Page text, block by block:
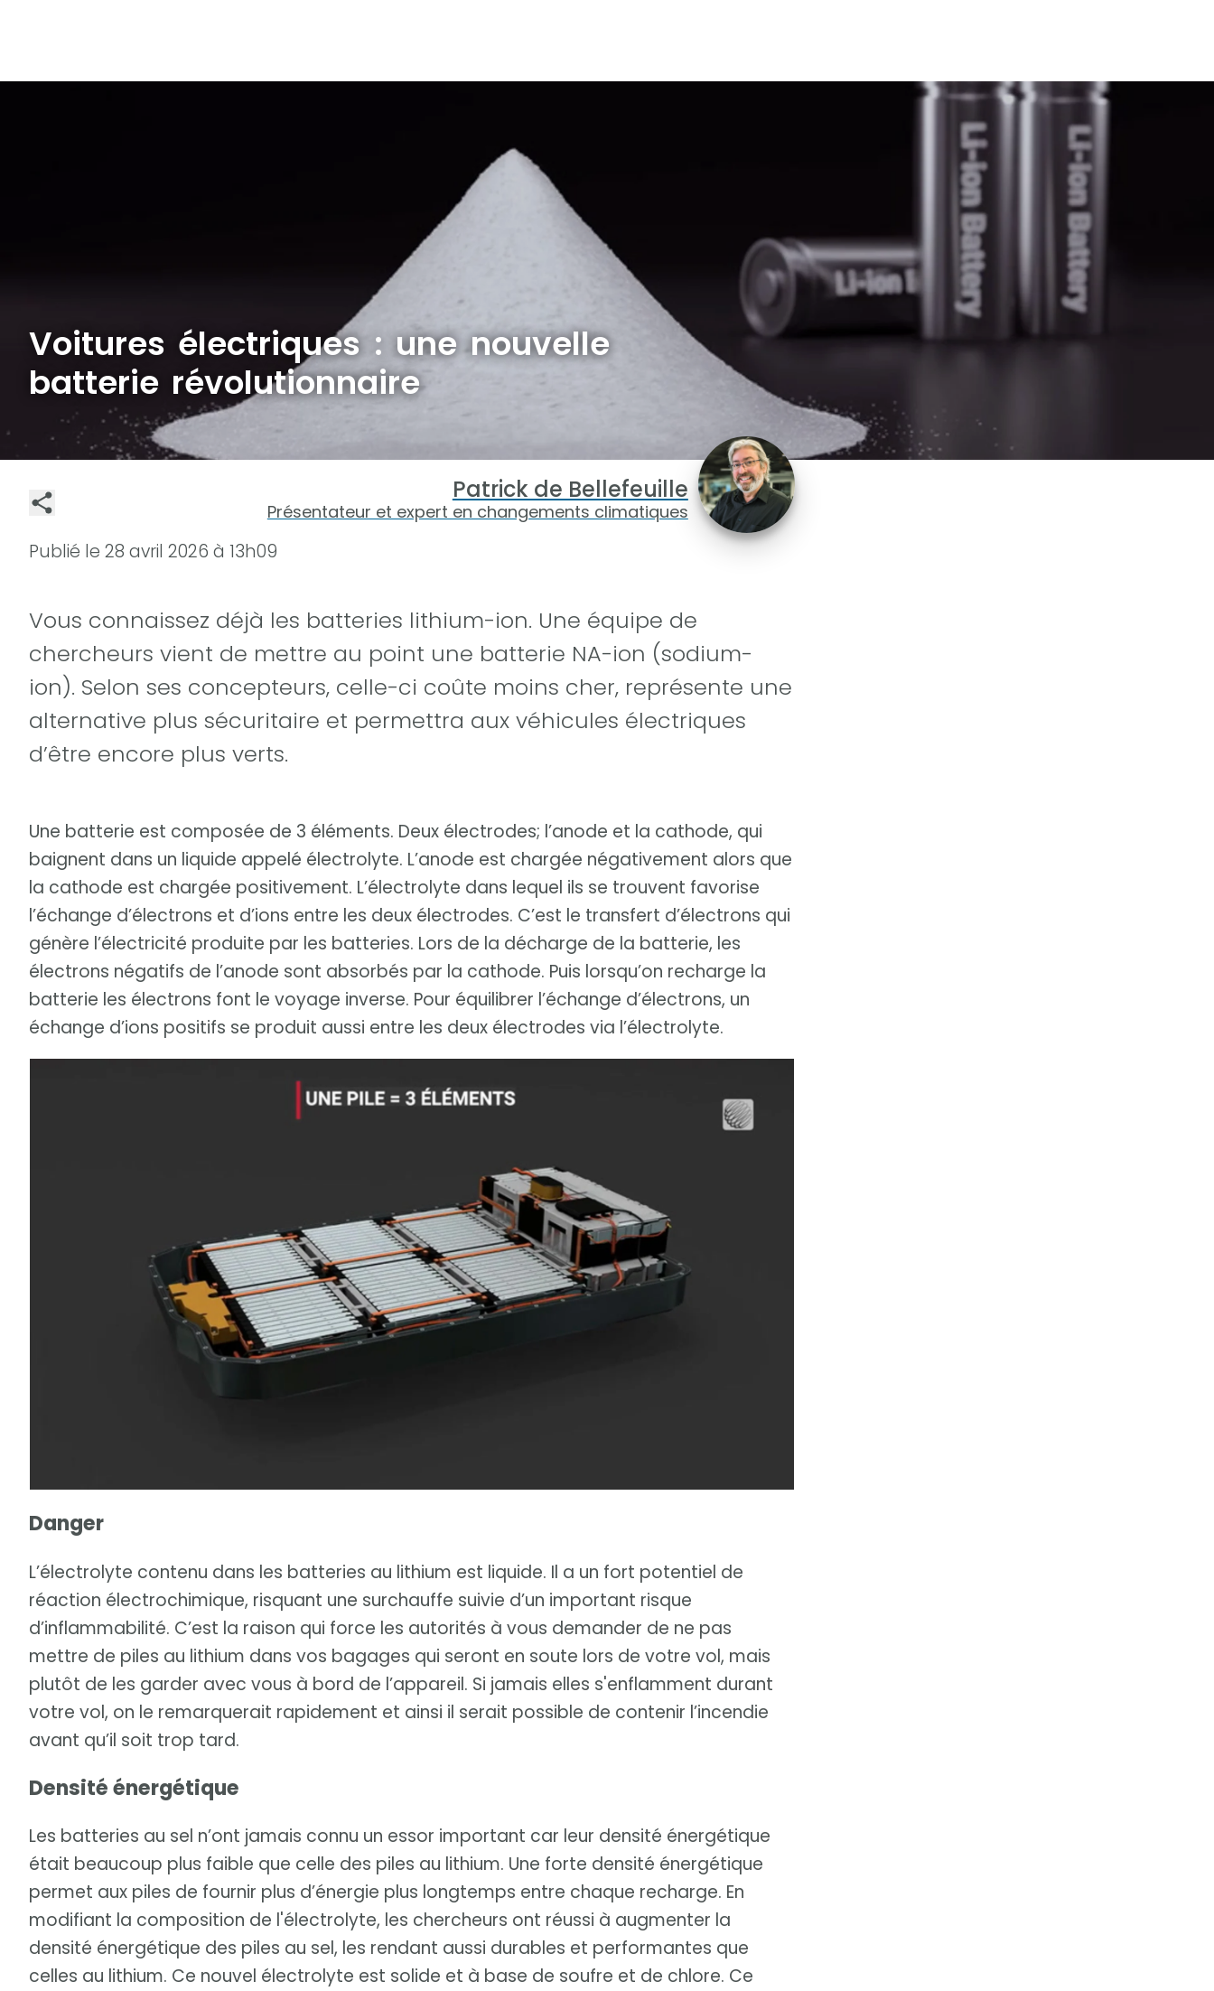
Voitures électriques : une nouvelle
batterie révolutionnaire
Patrick de Bellefeuille
Présentateur et expert en changements climatiques
Publié le 28 avril 2026 à 13h09
Vous connaissez déjà les batteries lithium-ion. Une équipe de
chercheurs vient de mettre au point une batterie NA-ion (sodium-
ion). Selon ses concepteurs, celle-ci coûte moins cher, représente une
alternative plus sécuritaire et permettra aux véhicules électriques
d’être encore plus verts.
Une batterie est composée de 3 éléments. Deux électrodes; l’anode et la cathode, qui
baignent dans un liquide appelé électrolyte. L’anode est chargée négativement alors que
la cathode est chargée positivement. L’électrolyte dans lequel ils se trouvent favorise
l’échange d’électrons et d’ions entre les deux électrodes. C’est le transfert d’électrons qui
génère l’électricité produite par les batteries. Lors de la décharge de la batterie, les
électrons négatifs de l’anode sont absorbés par la cathode. Puis lorsqu’on recharge la
batterie les électrons font le voyage inverse. Pour équilibrer l’échange d’électrons, un
échange d’ions positifs se produit aussi entre les deux électrodes via l’électrolyte.
Danger
L’électrolyte contenu dans les batteries au lithium est liquide. Il a un fort potentiel de
réaction électrochimique, risquant une surchauffe suivie d’un important risque
d’inflammabilité. C’est la raison qui force les autorités à vous demander de ne pas
mettre de piles au lithium dans vos bagages qui seront en soute lors de votre vol, mais
plutôt de les garder avec vous à bord de l’appareil. Si jamais elles s'enflamment durant
votre vol, on le remarquerait rapidement et ainsi il serait possible de contenir l’incendie
avant qu’il soit trop tard.
Densité énergétique
Les batteries au sel n’ont jamais connu un essor important car leur densité énergétique
était beaucoup plus faible que celle des piles au lithium. Une forte densité énergétique
permet aux piles de fournir plus d’énergie plus longtemps entre chaque recharge. En
modifiant la composition de l'électrolyte, les chercheurs ont réussi à augmenter la
densité énergétique des piles au sel, les rendant aussi durables et performantes que
celles au lithium. Ce nouvel électrolyte est solide et à base de soufre et de chlore. Ce